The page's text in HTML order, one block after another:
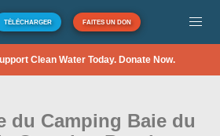
TÉLÉCHARGER FAITES UN DON
Clean Water Today. Donate Now.
du Camping Baie du